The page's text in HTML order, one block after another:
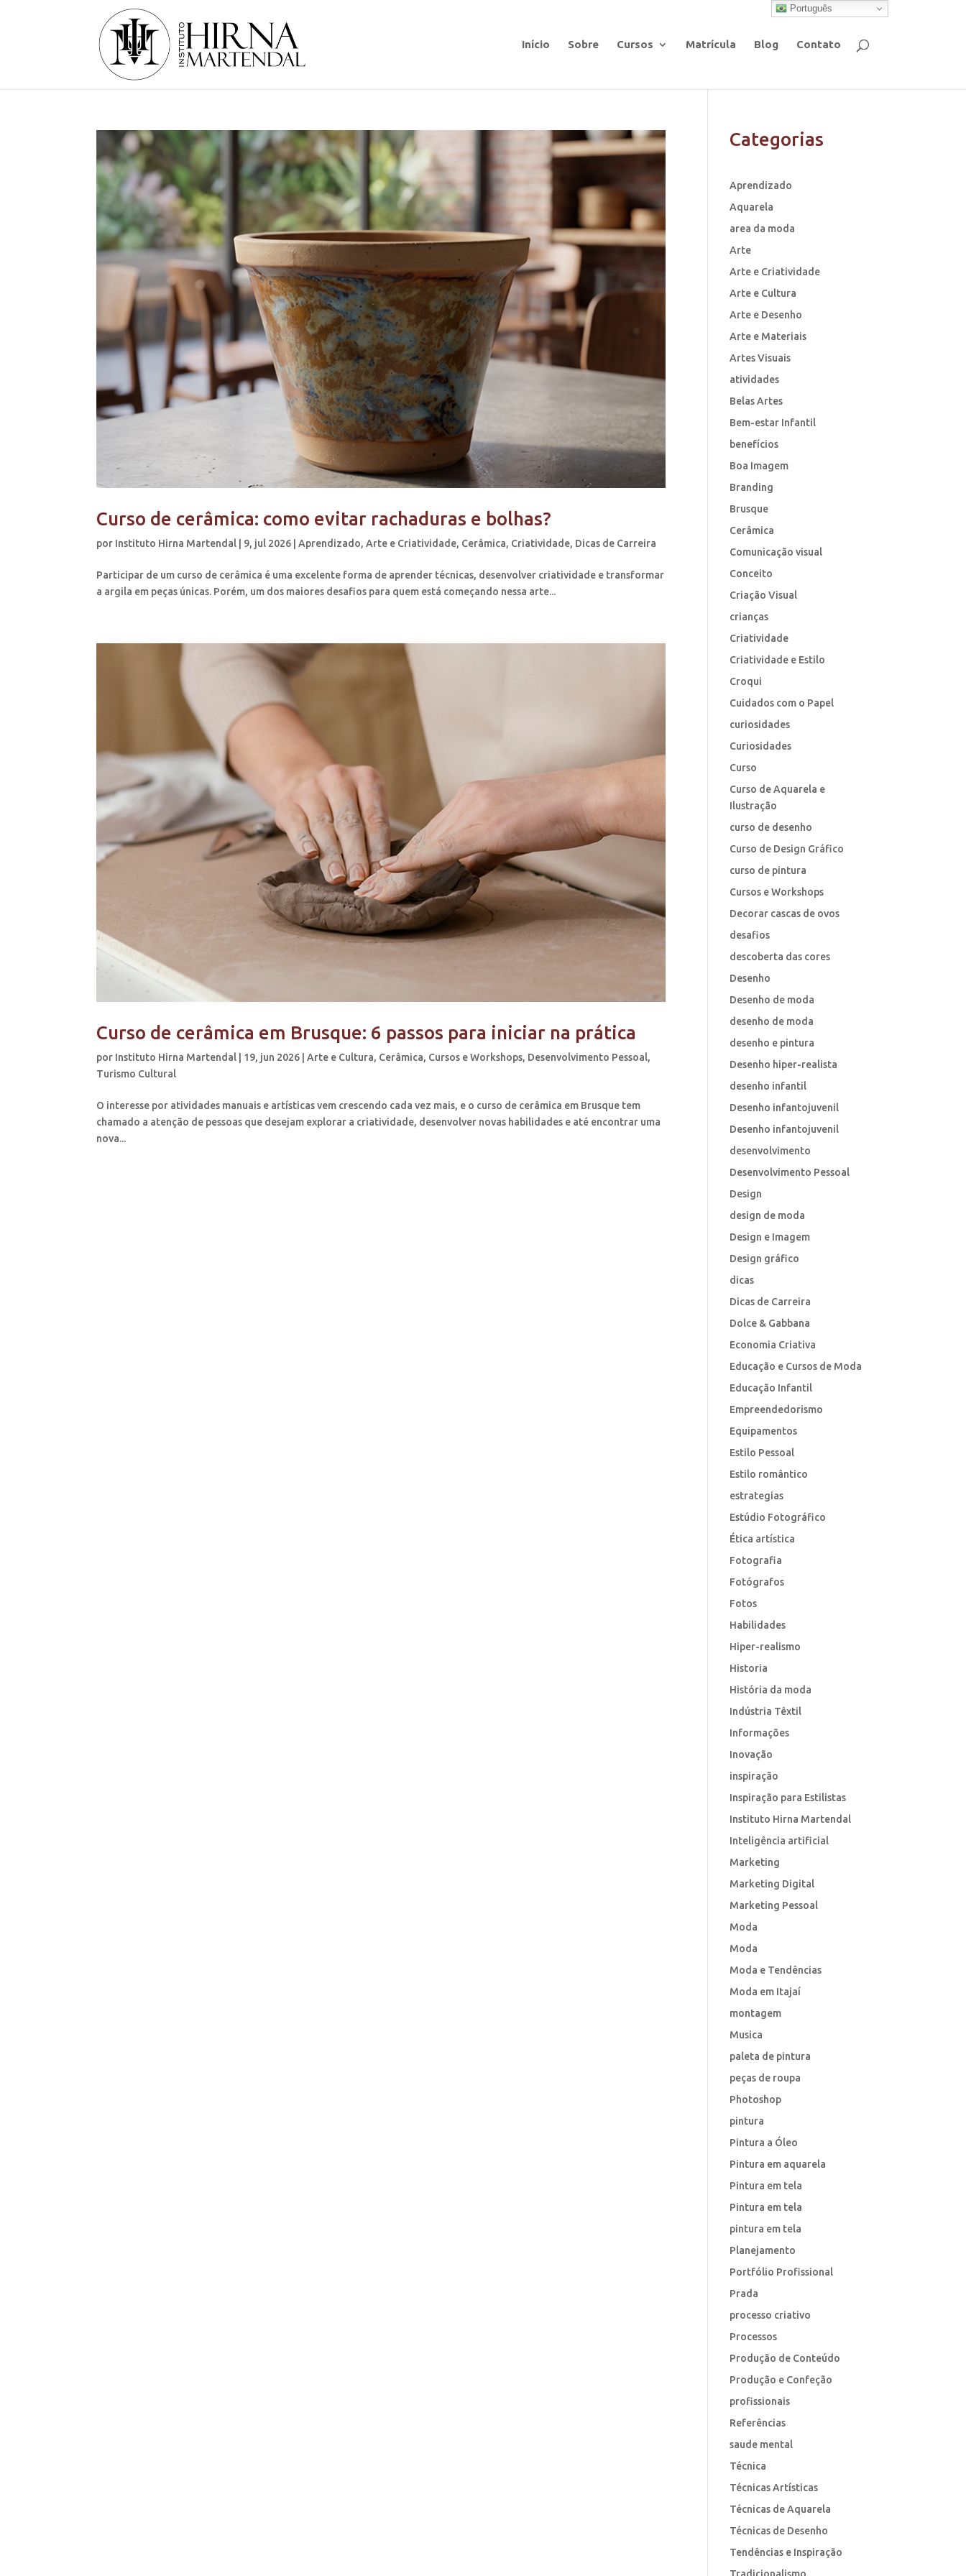
Início Sobre Cursos Matrícula Blog Contato
Curso de cerâmica: como evitar rachaduras e bolhas?
por Instituto Hirna Martendal 9, jul 2026 |Aprendizado,Arte e Criatividade, Cerâmica, Criatividade, Dicas de Carreira
Participar de um curso de cerâmica é uma excelente forma de aprender técnicas, desenvolver criatividade e transformar
a argila em peças únicas. Porém, um dos maiores desafios para quem está começando nessa arte...
Curso de cerâmica em Brusque: 6 passos para iniciar na prática
por Instituto Hirna Martendal 19, jun 2026 |Arte e Cultura, Cerâmica, Cursos e Workshops, Desenvolvimento Pessoal,
Turismo Cultural
O interesse por atividades manuais e artísticas vem crescendo cada vez mais, e o curso de cerâmica em Brusque tem
chamado a atenção de pessoas que desejam explorar a criatividade, desenvolver novas habilidades e até encontrar uma
nova...
Categorias
Aprendizado
Aquarela
area da moda
Arte
Arte e Criatividade
Arte e Cultura
Arte e Desenho
Arte e Materiais
Artes Visuais
atividades
Belas Artes
Bem-estar Infantil
benefícios
Boa Imagem
Branding
Brusque
Cerâmica
Comunicação visual
Conceito
Criação Visual
crianças
Criatividade
Criatividade e Estilo
Croqui
Cuidados com o Papel
curiosidades
Curiosidades
Curso
Curso de Aquarela e
Ilustração
curso de desenho
Curso de Design Gráfico
curso de pintura
Cursos e Workshops
Decorar cascas de ovos
desafios
descoberta das cores
Desenho
Desenho de moda
desenho de moda
desenho e pintura
Desenho hiper-realista
desenho infantil
Desenho infantojuvenil
Desenho infantojuvenil
desenvolvimento
Desenvolvimento Pessoal
Design
design de moda
Design e Imagem
Design gráfico
dicas
Dicas de Carreira
Dolce & Gabbana
Economia Criativa
Educação e Cursos de Moda
Educação Infantil
Empreendedorismo
Equipamentos
Estilo Pessoal
Estilo romântico
estrategias
Estúdio Fotográfico
Ética artística
Fotografia
Fotógrafos
Fotos
Habilidades
Hiper-realismo
Historia
História da moda
Indústria Têxtil
Informações
Inovação
inspiração
Inspiração para Estilistas
Instituto Hirna Martendal
Inteligência artificial
Marketing
Marketing Digital
Marketing Pessoal
Moda
Moda
Moda e Tendências
Moda em Itajaí
montagem
Musica
paleta de pintura
peças de roupa
Photoshop
pintura
Pintura a Óleo
Pintura em aquarela
Pintura em tela
Pintura em tela
pintura em tela
Planejamento
Portfólio Profissional
Prada
processo criativo
Processos
Produção de Conteúdo
Produção e Confeção
profissionais
Referências
saude mental
Técnica
Técnicas Artísticas
Técnicas de Aquarela
Técnicas de Desenho
Tendências e Inspiração
Português